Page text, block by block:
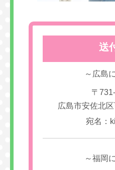
送
～広島
〒
広島市安佐北
宛名：
～福岡